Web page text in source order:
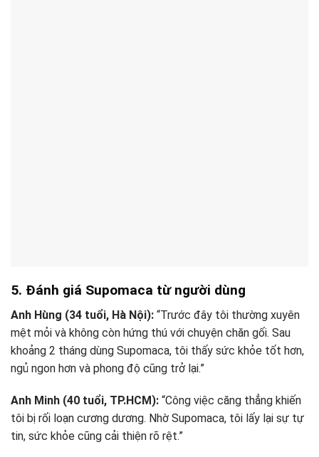
5. Đánh giá Supomaca từ người dùng
Anh Hùng (34 tuổi, Hà Nội): “Trước đây tôi thường xuyên
mệt mỏi và không còn hứng thú với chuyện chăn gối. Sau
khoảng 2 tháng dùng Supomaca, tôi thấy sức khỏe tốt hơn,
ngủ ngon hơn và phong độ cũng trở lại.”
Anh Minh (40 tuổi, TP.HCM): “Công việc căng thẳng khiến
tôi bị rối loạn cương dương. Nhờ Supomaca, tôi lấy lại sự tự
tin, sức khỏe cũng cải thiện rõ rệt.”